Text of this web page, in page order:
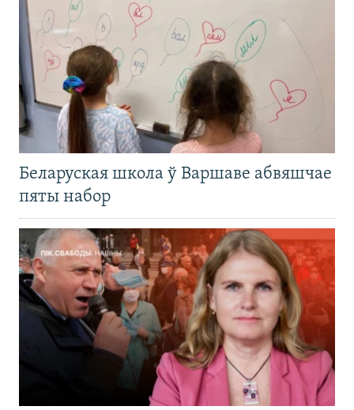
Беларуская школа ў Варшаве абвяшчае
пяты набор